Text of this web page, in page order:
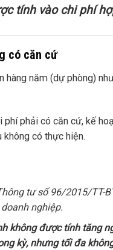
tính vào chi phí
có căn cứ
năm (dự phòng)
phí phải có căn cứ, kế
không có thực hiện.
tư số96/2015/TT-
nghiệp.
không được tính tăng
kỳ, nhưng tối đa